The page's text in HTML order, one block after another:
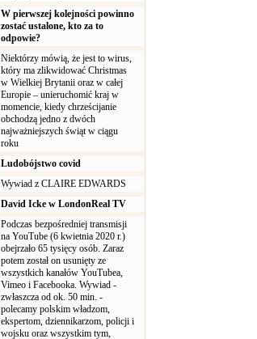
W pierwszej kolejności powinno
zostać ustalone, kto za to
odpowie?
Niektórzy mówią, że jest to wirus,
który ma zlikwidować Christmas
w Wielkiej Brytanii oraz w całej
Europie – unieruchomić kraj w
momencie, kiedy chrześcijanie
obchodzą jedno z dwóch
najważniejszych świąt w ciągu
roku
Ludobójstwo covid
Wywiad z CLAIRE EDWARDS
David Icke w LondonReal TV
Podczas bezpośredniej transmisji
na YouTube (6 kwietnia 2020 r.)
obejrzało 65 tysięcy osób. Zaraz
potem został on usunięty ze
wszystkich kanałów YouTubea,
Vimeo i Facebooka. Wywiad -
zwłaszcza od ok. 50 min. -
polecamy polskim władzom,
ekspertom, dziennikarzom, policji i
wojsku oraz wszystkim tym,